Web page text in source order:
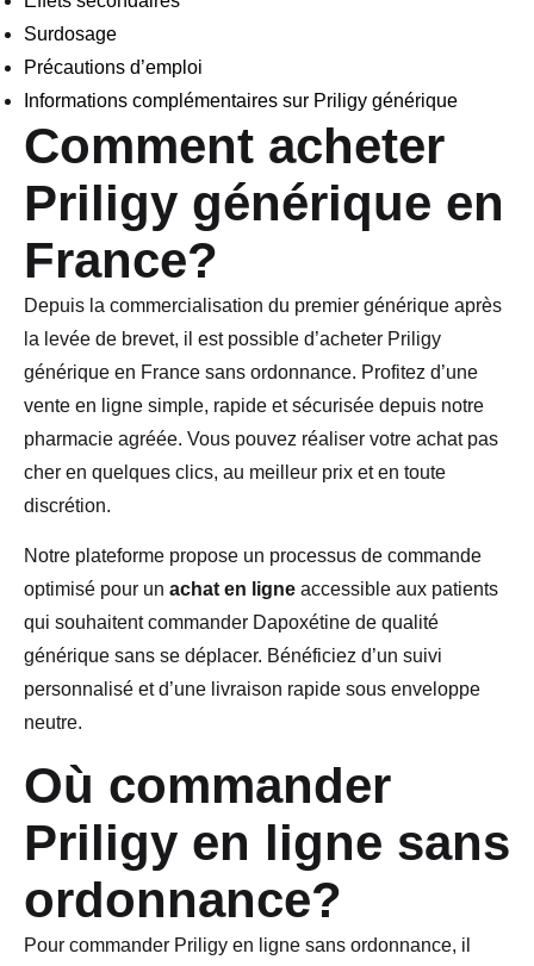
Surdosage
Précautions d’emploi
Informations complémentaires sur Priligy générique
Comment acheter
Priligy générique en
France?
Depuis la commercialisation du premier générique après
la levée de brevet, il est possible d’acheter Priligy
générique en France sans ordonnance. Profitez d’une
vente en ligne simple, rapide et sécurisée depuis notre
pharmacie agréée. Vous pouvez réaliser votre achat pas
cher en quelques clics, au meilleur prix et en toute
discrétion.
Notre plateforme propose un processus de commande
optimisé pour un achat en ligne accessible aux patients
qui souhaitent commander Dapoxétine de qualité
générique sans se déplacer. Bénéficiez d’un suivi
personnalisé et d’une livraison rapide sous enveloppe
neutre.
Où commander
Priligy en ligne sans
ordonnance?
Pour commander Priligy en ligne sans ordonnance, il